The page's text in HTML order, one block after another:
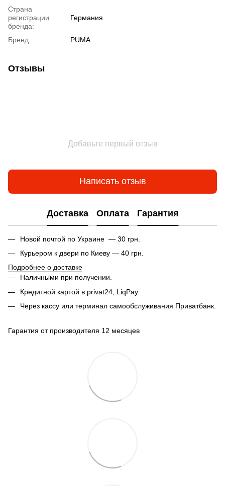
Страна
регистрации
бренда:
Германия
Бренд PUMA
Отзывы
Добавьте первый отзыв
Написать отзыв
Доставка Оплата Гарантия
Новой почтой по Украине — 30 грн.
Курьером к двери по Киеву — 40 грн.
Подробнее о доставке
Наличными при получении.
Кредитной картой в privat24, LiqPay.
Через кассу или терминал самообслуживания Приватбанк.
Гарантия от производителя 12 месяцев